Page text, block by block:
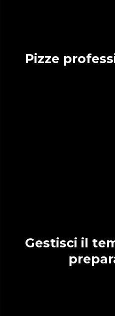
Pizze
Gestisci il tempo delle tue